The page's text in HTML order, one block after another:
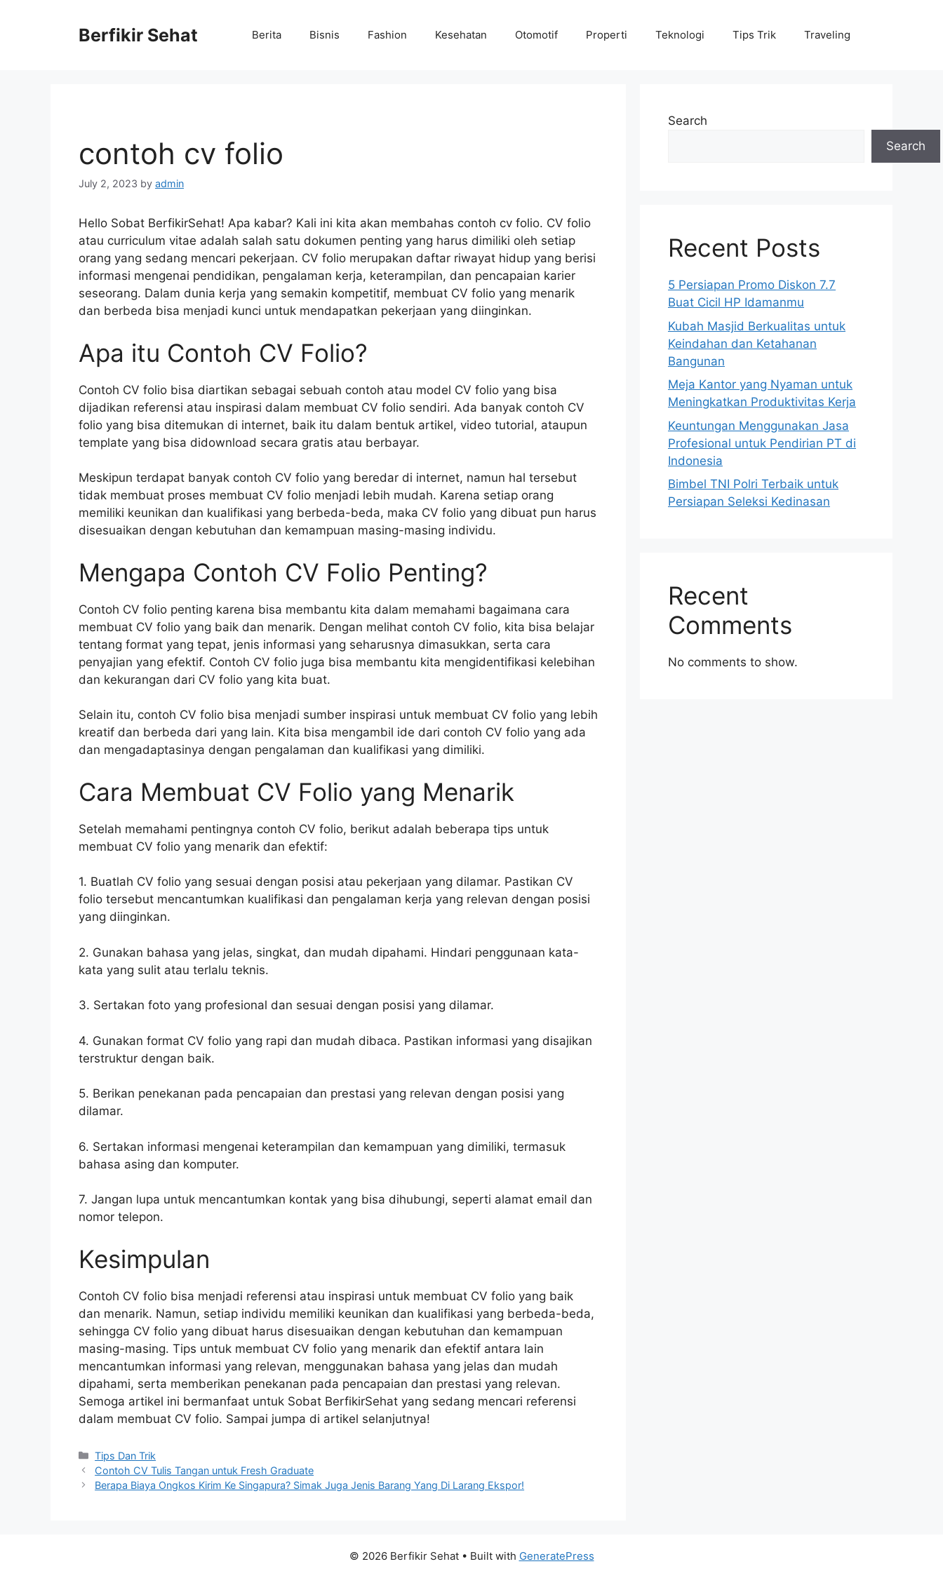
Berfikir Sehat Berita Bisnis Fashion Kesehatan Otomotif Properti Teknologi Tips Trik Traveling
contoh cv folio
July 2, 2023 by admin
Hello Sobat BerfikirSehat! Apa kabar? Kali ini kita akan membahas contoh cv folio. CV folio
atau curriculum vitae adalah salah satu dokumen penting yang harus dimiliki oleh setiap
orang yang sedang mencari pekerjaan. CV folio merupakan daftar riwayat hidup yang berisi
informasi mengenai pendidikan, pengalaman kerja, keterampilan, dan pencapaian karier
seseorang. Dalam dunia kerja yang semakin kompetitif, membuat CV folio yang menarik
dan berbeda bisa menjadi kunci untuk mendapatkan pekerjaan yang diinginkan.
Apa itu Contoh CV Folio?
Contoh CV folio bisa diartikan sebagai sebuah contoh atau model CV folio yang bisa
dijadikan referensi atau inspirasi dalam membuat CV folio sendiri. Ada banyak contoh CV
folio yang bisa ditemukan di internet, baik itu dalam bentuk artikel, video tutorial, ataupun
template yang bisa didownload secara gratis atau berbayar.
Meskipun terdapat banyak contoh CV folio yang beredar di internet, namun hal tersebut
tidak membuat proses membuat CV folio menjadi lebih mudah. Karena setiap orang
memiliki keunikan dan kualifikasi yang berbeda-beda, maka CV folio yang dibuat pun harus
disesuaikan dengan kebutuhan dan kemampuan masing-masing individu.
Mengapa Contoh CV Folio Penting?
Contoh CV folio penting karena bisa membantu kita dalam memahami bagaimana cara
membuat CV folio yang baik dan menarik. Dengan melihat contoh CV folio, kita bisa belajar
tentang format yang tepat, jenis informasi yang seharusnya dimasukkan, serta cara
penyajian yang efektif. Contoh CV folio juga bisa membantu kita mengidentifikasi kelebihan
dan kekurangan dari CV folio yang kita buat.
Selain itu, contoh CV folio bisa menjadi sumber inspirasi untuk membuat CV folio yang lebih
kreatif dan berbeda dari yang lain. Kita bisa mengambil ide dari contoh CV folio yang ada
dan mengadaptasinya dengan pengalaman dan kualifikasi yang dimiliki.
Cara Membuat CV Folio yang Menarik
Setelah memahami pentingnya contoh CV folio, berikut adalah beberapa tips untuk
membuat CV folio yang menarik dan efektif:
1. Buatlah CV folio yang sesuai dengan posisi atau pekerjaan yang dilamar. Pastikan CV
folio tersebut mencantumkan kualifikasi dan pengalaman kerja yang relevan dengan posisi
yang diinginkan.
2. Gunakan bahasa yang jelas, singkat, dan mudah dipahami. Hindari penggunaan kata-
kata yang sulit atau terlalu teknis.
3. Sertakan foto yang profesional dan sesuai dengan posisi yang dilamar.
4. Gunakan format CV folio yang rapi dan mudah dibaca. Pastikan informasi yang disajikan
terstruktur dengan baik.
5. Berikan penekanan pada pencapaian dan prestasi yang relevan dengan posisi yang
dilamar.
6. Sertakan informasi mengenai keterampilan dan kemampuan yang dimiliki, termasuk
bahasa asing dan komputer.
7. Jangan lupa untuk mencantumkan kontak yang bisa dihubungi, seperti alamat email dan
nomor telepon.
Kesimpulan
Contoh CV folio bisa menjadi referensi atau inspirasi untuk membuat CV folio yang baik
dan menarik. Namun, setiap individu memiliki keunikan dan kualifikasi yang berbeda-beda,
sehingga CV folio yang dibuat harus disesuaikan dengan kebutuhan dan kemampuan
masing-masing. Tips untuk membuat CV folio yang menarik dan efektif antara lain
mencantumkan informasi yang relevan, menggunakan bahasa yang jelas dan mudah
dipahami, serta memberikan penekanan pada pencapaian dan prestasi yang relevan.
Semoga artikel ini bermanfaat untuk Sobat BerfikirSehat yang sedang mencari referensi
dalam membuat CV folio. Sampai jumpa di artikel selanjutnya!
Categories
Tips Dan Trik
Contoh CV Tulis Tangan untuk Fresh Graduate
Berapa Biaya Ongkos Kirim Ke Singapura? Simak Juga Jenis Barang Yang Di Larang Ekspor!
Search
Search
Recent Posts
5 Persiapan Promo Diskon 7.7
Buat Cicil HP Idamanmu
Kubah Masjid Berkualitas untuk
Keindahan dan Ketahanan
Bangunan
Meja Kantor yang Nyaman untuk
Meningkatkan Produktivitas Kerja
Keuntungan Menggunakan Jasa
Profesional untuk Pendirian PT di
Indonesia
Bimbel TNI Polri Terbaik untuk
Persiapan Seleksi Kedinasan
Recent
Comments
No comments to show.
© 2026 Berfikir Sehat• Built with GeneratePress